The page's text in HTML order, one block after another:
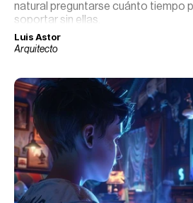
natural preguntarse cuánto tiempo
soportar sin ellas.
Luis Astor
Arquitecto